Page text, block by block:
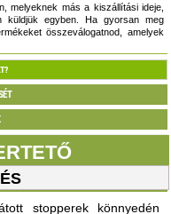
melyeknek más a kiszállítási ideje,
egyben. Ha gyorsan meg
összeválogatnod, amelyek
stopperek könnyedén